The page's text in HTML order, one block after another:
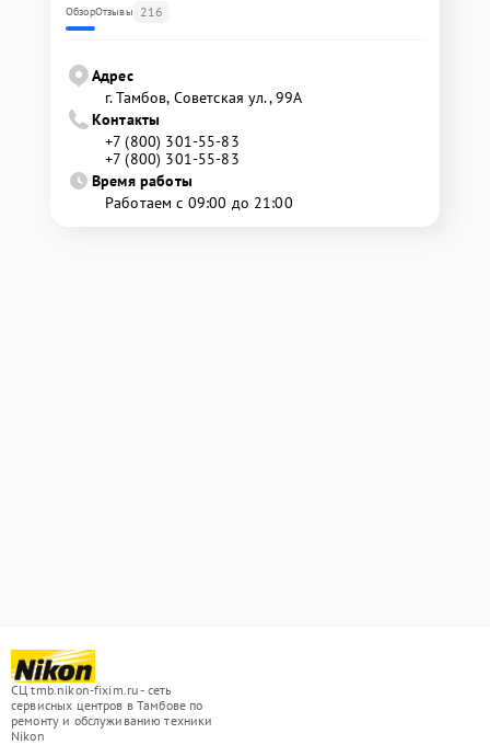
ОбзорОтзывы 216
Адрес
г. Тамбов, Советская ул., 99А
Контакты
+7 (800) 301-55-83
+7 (800) 301-55-83
Время работы
Работаем с 09:00 до 21:00
СЦ tmb.nikon-fixim.ru - сеть
сервисных центров в Тамбове по
ремонту и обслуживанию техники
Nikon